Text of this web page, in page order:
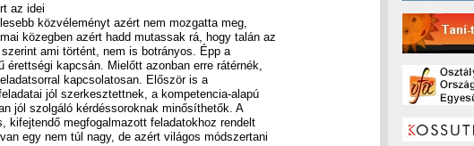
az idei
közvéleményt azért nem mozgatta meg,
közegben azért hadd mutassak rá, hogy talán az
ami történt, nem is botrányos. Épp a
érettségi kapcsán. Mielőtt azonban erre rátérnék,
kapcsolatosan. Először is a
jól szerkesztettnek, a kompetencia-alapú
jól szolgáló kérdéssoroknak minősíthetők. A
kifejtendő megfogalmazott feladatokhoz rendelt
egy nem túl nagy, de azért világos módszertani